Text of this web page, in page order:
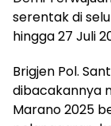
serentak di
hingga 27 Juli
Brigjen Pol.
dibacakannya
Marano 2025